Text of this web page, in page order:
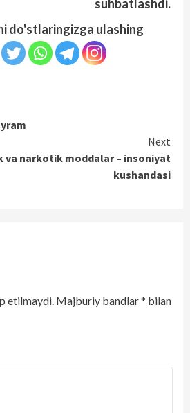
suhbatlashdi.
do'stlaringizga ulashing
Next
va narkotik moddalar – insoniyat
kushandasi
etilmaydi. Majburiy bandlar* bilan